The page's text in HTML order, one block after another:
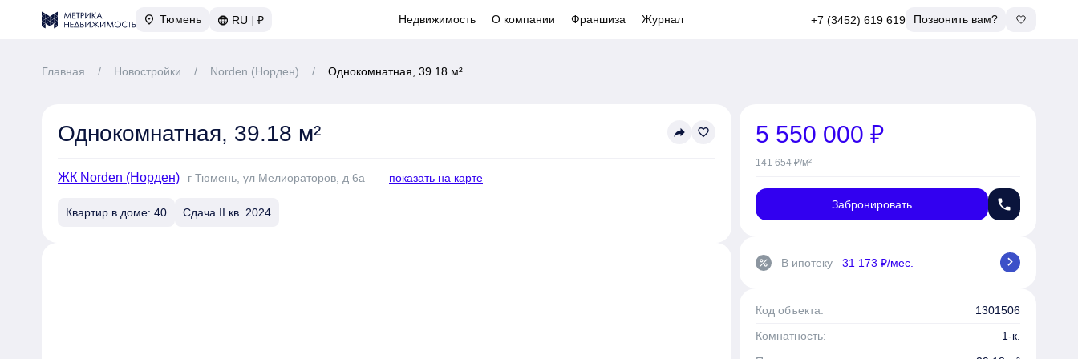
Тюмень RU | ₽ Недвижимость О компании Франшиза Журнал +7 (3452) 619 619 Позвонить вам?
Главная / Новостройки / Norden (Норден) / Однокомнатная, 39.18 м²
Однокомнатная, 39.18 м² reply favorite_border
ЖК Norden (Норден) г Тюмень, ул Мелиораторов, д 6а — показать на карте
Квартир в доме: 40 Сдача II кв. 2024
5 550 000 ₽
141 654 ₽/м²
Забронировать phone
percent В ипотеку 31 173 ₽/мес. chevron_right
Код объекта:
1301506
Комнатность:
1-к.